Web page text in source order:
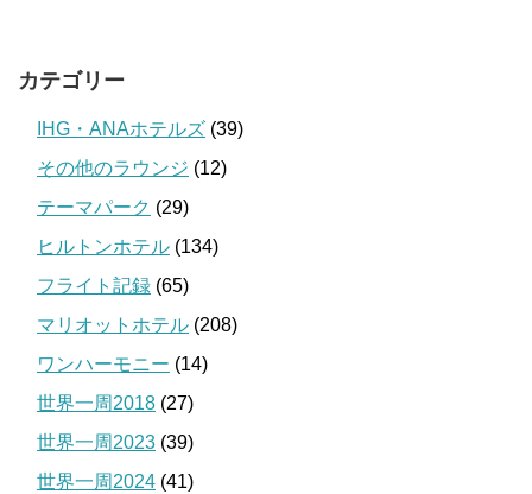
カテゴリー
IHG・ANAホテルズ (39)
その他のラウンジ (12)
テーマパーク (29)
ヒルトンホテル (134)
フライト記録 (65)
マリオットホテル (208)
ワンハーモニー (14)
世界一周2018 (27)
世界一周2023 (39)
世界一周2024 (41)